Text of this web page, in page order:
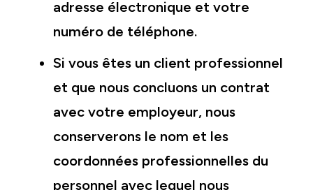
adresse électronique et votre
numéro de téléphone.
Si vous êtes un client professionnel
et que nous concluons un contrat
avec votre employeur, nous
conserverons le nom et les
coordonnées professionnelles du
personnel avec lequel nous